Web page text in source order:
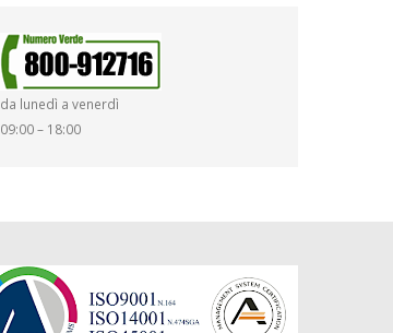
SMARRIMENTO OGGETTI
DIRITTI E DOVERI
da lunedì a venerdì
09:00 – 18:00